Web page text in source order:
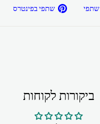
שתפי
שתפ/י שתפי בפינטרס
ביקורות לקוחות